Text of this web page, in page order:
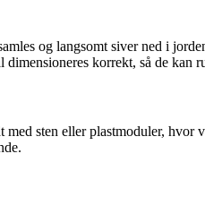
og langsomt siver ned i
korrekt, så de kan
sten eller plastmoduler,